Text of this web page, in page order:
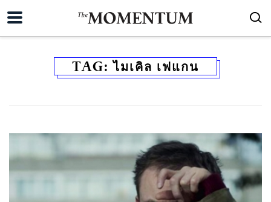
TAG:ไมเคิล เฟแกน